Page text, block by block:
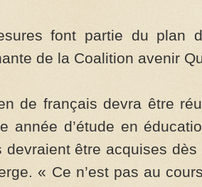
font partie du plan
de la Coalition avenir
de français devra être
année d’étude en
devraient être acquises
« Ce n’est pas au